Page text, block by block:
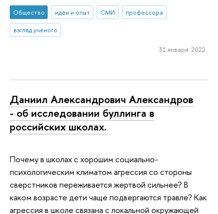
Общество идеи и опыт СМИ
профессора
взгляд ученого
31 января 2022
Даниил Александрович Александров
- об исследовании буллинга в
российских школах.
Почему в школах с хорошим социально-
психологическим климатом агрессия со стороны
сверстников переживается жертвой сильнее? В
каком возрасте дети чаще подвергаются травле? Как
агрессия в школе связана с локальной окружающей